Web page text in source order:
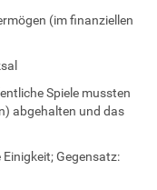
(im finanziellen
Spiele mussten
abgehalten und das
Gegensatz: